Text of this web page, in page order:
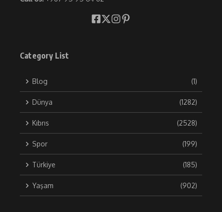
Category List
Blog (1)
Dünya (1282)
Kıbrıs (2528)
Spor (199)
Türkiye (185)
Yaşam (902)